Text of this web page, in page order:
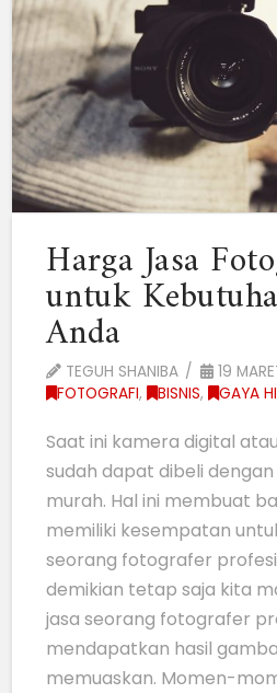
Harga Jasa
untuk
Anda
TEGUH SHANIBA
19
FOTOGRAFI, BISNIS, GAYA
Saat ini kamera digital
sudah dapat dibeli
murah. Hal ini membuat
memiliki kesempatan
seorang fotografer
demikian tetap saja kita
jasa seorang fotografer
mendapatkan hasil
memuaskan. Momen-